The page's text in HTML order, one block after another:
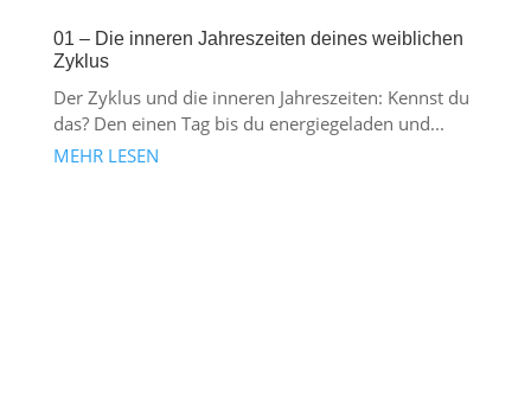
01 – Die inneren Jahreszeiten deines weiblichen
Zyklus
Der Zyklus und die inneren Jahreszeiten: Kennst du
das? Den einen Tag bis du energiegeladen und...
MEHR LESEN